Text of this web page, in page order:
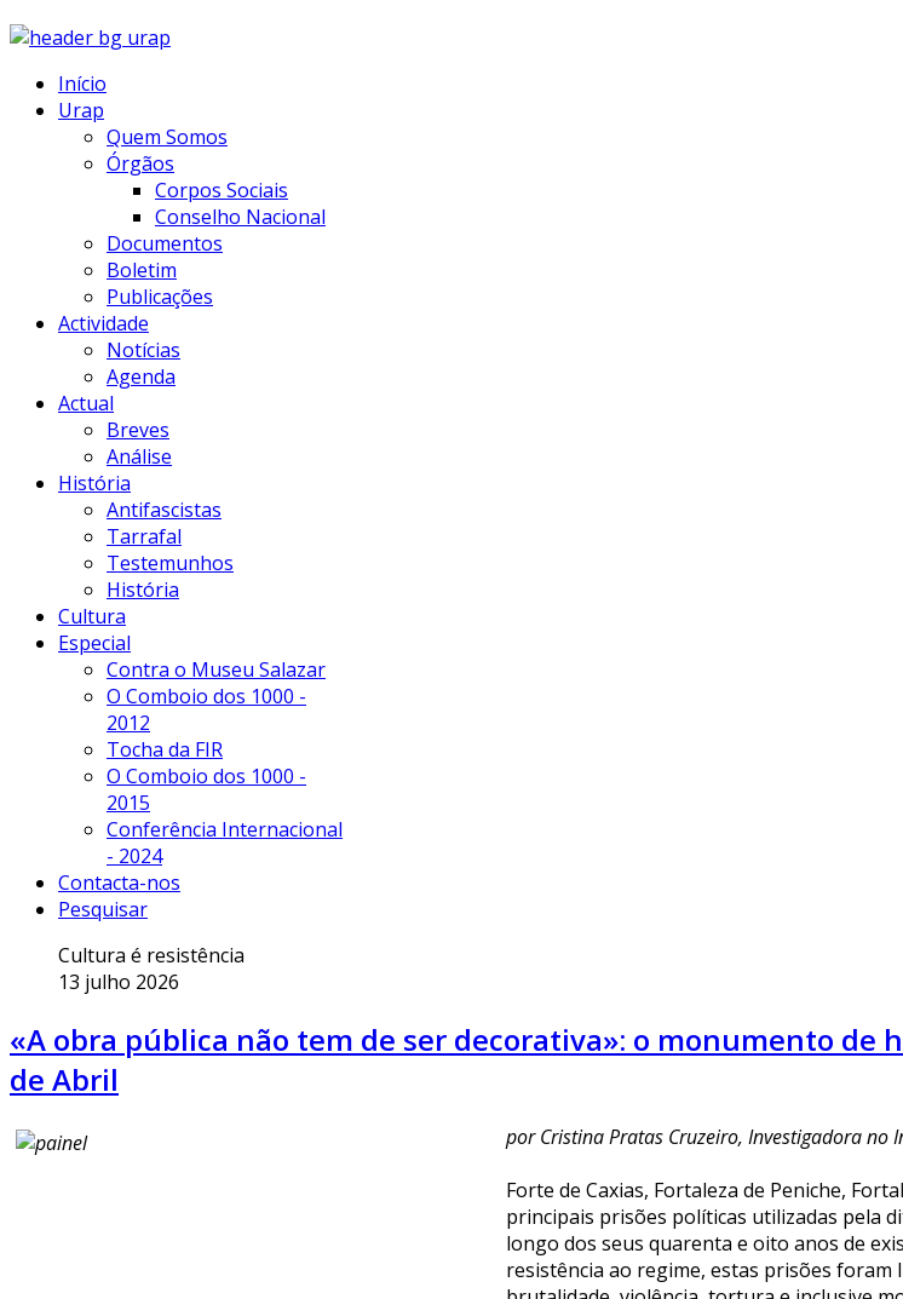
Início
Urap
Quem Somos
Órgãos
Corpos Sociais
Conselho Nacional
Documentos
Boletim
Publicações
Actividade
Notícias
Agenda
Actual
Breves
Análise
História
Antifascistas
Tarrafal
Testemunhos
História
Cultura
Especial
Contra o Museu Salazar
O Comboio dos 1000 -
2012
Tocha da FIR
O Comboio dos 1000 -
2015
Conferência Internacional
- 2024
Contacta-nos
Pesquisar
Cultura é resistência
13 julho 2026
«A obra pública não tem de ser decorativa»: o monumento de
de Abril
por Cristina Pratas Cruzeiro, Investigadora no
Forte de Caxias, Fortaleza de Peniche,
principais prisões políticas utilizadas pela
longo dos seus quarenta e oito anos de
resistência ao regime, estas prisões